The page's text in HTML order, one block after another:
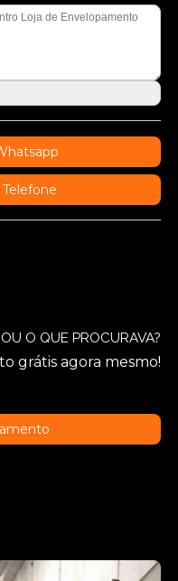
O QUE PROCURAVA?
grátis agora mesmo!